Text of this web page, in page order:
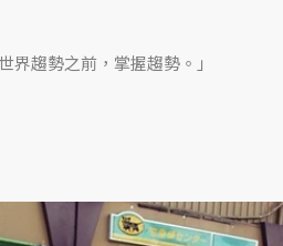
趨勢之前，掌握趨勢。」